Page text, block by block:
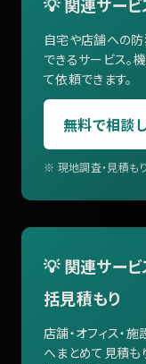
自宅や店舗への
できるサービス。
て依頼できます。
無料で相談
※ 現地調査・見積も
💡 関連サー
括見積もり
店舗・オフィス・
へまとめて見積も